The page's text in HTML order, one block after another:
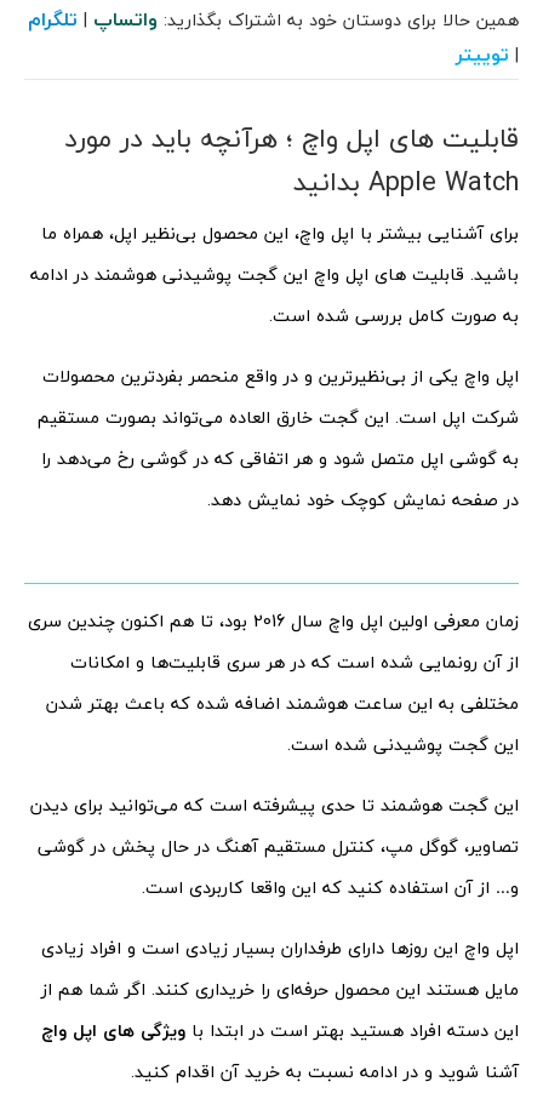
همین حالا برای دوستان خود به اشتراک بگذارید: واتساپ | تلگرام
| توییتر
قابلیت های اپل واچ ؛ هرآنچه باید در مورد
Apple Watch بدانید
برای آشنایی بیشتر با اپل واچ، این محصول بی‌نظیر اپل، همراه ما
باشید. قابلیت های اپل واچ این گجت پوشیدنی هوشمند در ادامه
به صورت کامل بررسی شده است.
اپل واچ یکی از بی‌نظیرترین و در واقع منحصر بفردترین محصولات
شرکت اپل است. این گجت خارق العاده می‌تواند بصورت مستقیم
به گوشی اپل متصل شود و هر اتفاقی که در گوشی رخ می‌دهد را
در صفحه نمایش کوچک خود نمایش دهد.
زمان معرفی اولین اپل واچ سال 2016 بود، تا هم اکنون چندین سری
از آن رونمایی شده است که در هر سری قابلیت‌ها و امکانات
مختلفی به این ساعت هوشمند اضافه شده که باعث بهتر شدن
این گجت پوشیدنی شده است.
این گجت هوشمند تا حدی پیشرفته است که می‌توانید برای دیدن
تصاویر، گوگل مپ، کنترل مستقیم آهنگ در حال پخش در گوشی
و… از آن استفاده کنید که این واقعا کاربردی است.
اپل واچ این روزها دارای طرفداران بسیار زیادی است و افراد زیادی
مایل هستند این محصول حرفه‌ای را خریداری کنند. اگر شما هم از
این دسته افراد هستید بهتر است در ابتدا با ویژگی های اپل واچ
آشنا شوید و در ادامه نسبت به خرید آن اقدام کنید.